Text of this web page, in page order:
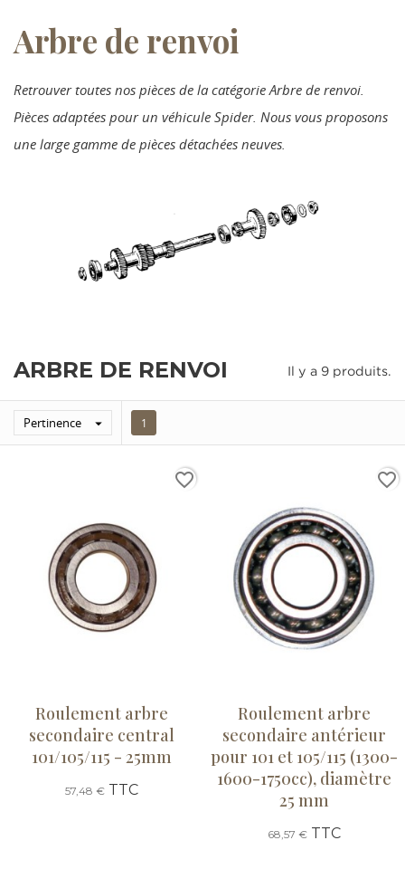
Arbre de renvoi
Retrouver toutes nos pièces de la catégorie Arbre de renvoi.
Pièces adaptées pour un véhicule Spider. Nous vous proposons
une large gamme de pièces détachées neuves.
ARBRE DE RENVOI Il y a 9 produits.
Pertinence  1
Roulement arbre
secondaire central
101/105/115 - 25mm
57,48 €TTC
favorite_border
Roulement arbre
secondaire antérieur
pour 101 et 105/115 (1300-
1600-1750cc), diamètre
25 mm
68,57 €TTC
favorite_border